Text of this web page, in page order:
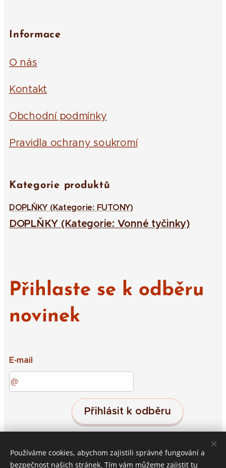
Informace
O nás
Kontakt
Obchodní podmínky
Pravidla ochrany soukromí
Kategorie produktů
DOPLŇKY (Kategorie: FUTONY)
DOPLŇKY (Kategorie: Vonné tyčinky)
Přihlaste se k odběru
novinek
E-mail
Přihlásit k odběru
Střeleč 19, Jičín, 50601 Cookies
Používáme cookies, abychom zajistili správné fungování a
bezpečnost našich stránek. Tím vám můžeme zajistit tu